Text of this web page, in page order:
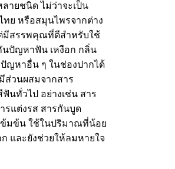
ายชนิด ไม่ว่าจะเป็น
ย หรือสมุนไพรจากต่าง
มีสรรพคุณที่ดีสำหรับใช้
ปัญหาฟัน เหงือก กลิ่น
ญหาอื่น ๆ ในช่องปากได้
ส่วนผสมจากสาร
นทั่วไป อย่างเช่น สาร
รแต่งรส สารกันบูด
ข้มข้น ใช้ในปริมาณที่น้อย
และยังช่วยให้ลมหายใจ